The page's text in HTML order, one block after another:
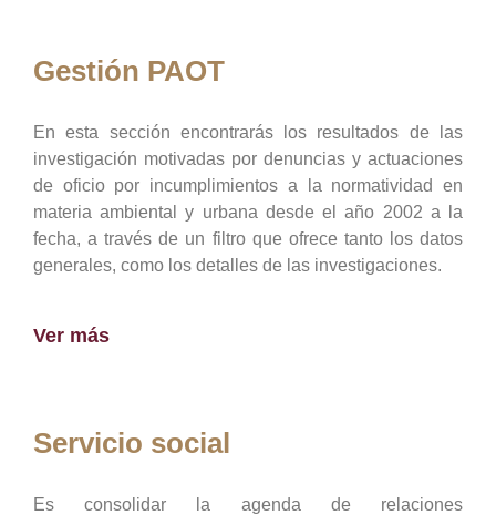
Gestión PAOT
En esta sección encontrarás los resultados de las
investigación motivadas por denuncias y actuaciones
de oficio por incumplimientos a la normatividad en
materia ambiental y urbana desde el año 2002 a la
fecha, a través de un filtro que ofrece tanto los datos
generales, como los detalles de las investigaciones.
Ver más
Servicio social
Es consolidar la agenda de relaciones